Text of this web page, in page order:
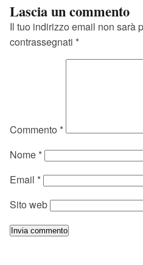
Lascia un commento
Il tuo indirizzo email non sarà
contrassegnati *
Commento *
Nome *
Email *
Sito web